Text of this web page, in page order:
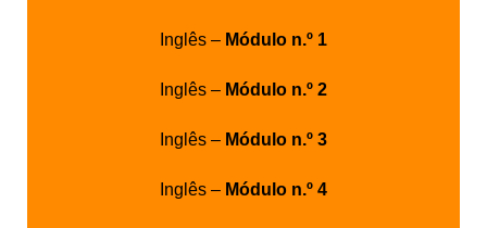
Inglês – Módulo n.º 1
Inglês – Módulo n.º 2
Inglês – Módulo n.º 3
Inglês – Módulo n.º 4